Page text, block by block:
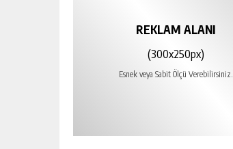
REKLAM ALANI
(300x250px)
Esnek veya Sabit Ölçü Verebilirsiniz.